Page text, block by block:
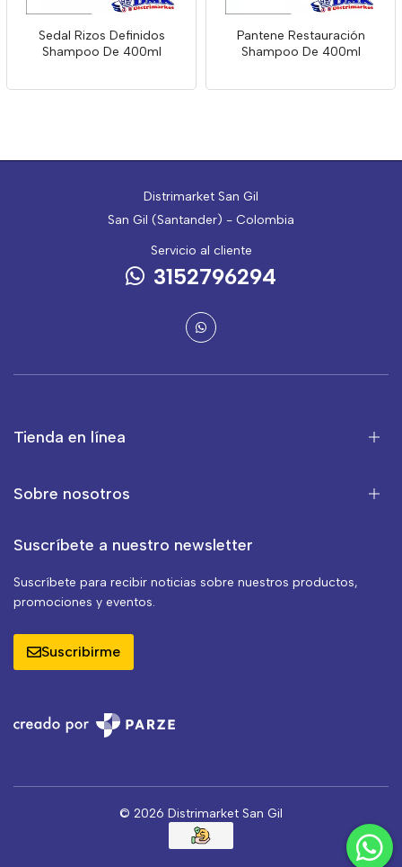
Sedal Rizos Definidos
Shampoo De 400ml
Pantene Restauración
Shampoo De 400ml
Distrimarket San Gil
San Gil (Santander) - Colombia
Servicio al cliente
3152796294
Tienda en línea
Sobre nosotros
Suscríbete a nuestro newsletter
Suscríbete para recibir noticias sobre nuestros productos,
promociones y eventos.
Suscribirme
© 2026 Distrimarket San Gil